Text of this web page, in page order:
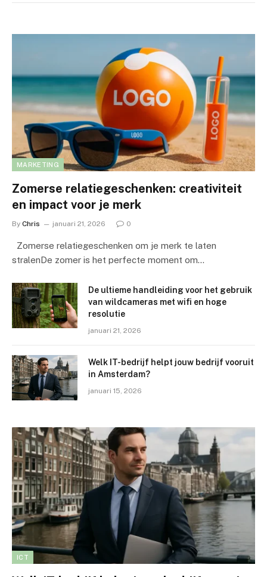
MARKETING
Zomerse relatiegeschenken: creativiteit
en impact voor je merk
By Chris januari 21, 2026 0
Zomerse relatiegeschenken om je merk te laten
stralenDe zomer is het perfecte moment om…
De ultieme handleiding voor het gebruik
van wildcameras met wifi en hoge
resolutie
januari 21, 2026
Welk IT-bedrijf helpt jouw bedrijf vooruit
in Amsterdam?
januari 15, 2026
ICT